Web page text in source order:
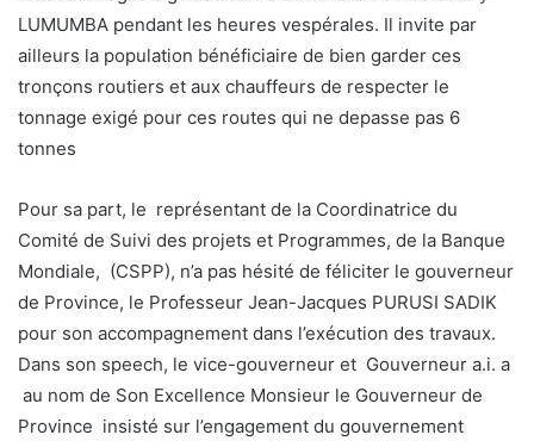
LUMUMBA pendant les heures vespérales. Il invite par
ailleurs la population bénéficiaire de bien garder ces
tronçons routiers et aux chauffeurs de respecter le
tonnage exigé pour ces routes qui ne depasse pas 6
tonnes
Pour sa part, le représentant de la Coordinatrice du
Comité de Suivi des projets et Programmes, de la Banque
Mondiale, (CSPP), n’a pas hésité de féliciter le gouverneur
de Province, le Professeur Jean-Jacques PURUSI SADIK
pour son accompagnement dans l’exécution des travaux.
Dans son speech, le vice-gouverneur et Gouverneur a.i. a
au nom de Son Excellence Monsieur le Gouverneur de
Province insisté sur l’engagement du gouvernement